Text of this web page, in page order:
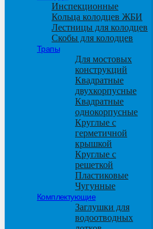
Инспекционные
Кольца колодцев ЖБИ
Лестницы для колодцев
Скобы для колодцев
Трапы
Для мостовых
конструкций
Квадратные
двухкорпусные
Квадратные
однокорпусные
Круглые с
герметичной
крышкой
Круглые с
решеткой
Пластиковые
Чугунные
Комплектующие
Заглушки для
водоотводных